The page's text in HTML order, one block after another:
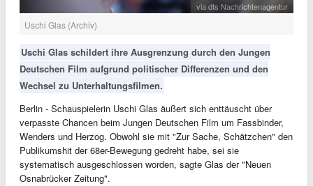
via dts Nachrichtenagentur
Uschi Glas (Archiv)
Uschi Glas schildert ihre Ausgrenzung durch den Jungen
Deutschen Film aufgrund politischer Differenzen und den
Wechsel zu Unterhaltungsfilmen.
Berlin - Schauspielerin Uschi Glas äußert sich enttäuscht über
verpasste Chancen beim Jungen Deutschen Film um Fassbinder,
Wenders und Herzog. Obwohl sie mit "Zur Sache, Schätzchen" den
Publikumshit der 68er-Bewegung gedreht habe, sei sie
systematisch ausgeschlossen worden, sagte Glas der "Neuen
Osnabrücker Zeitung".